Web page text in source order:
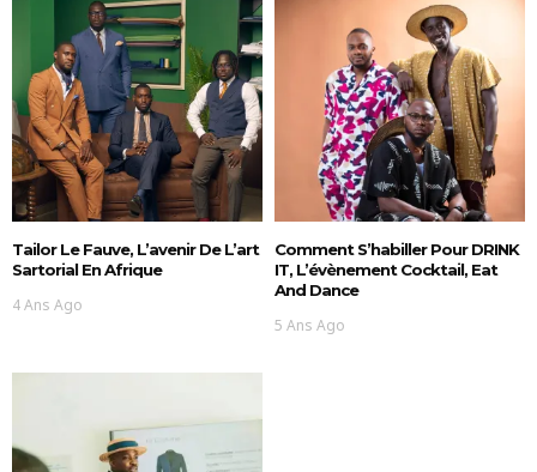
Tailor Le Fauve, L’avenir De L’art
Sartorial En Afrique
4 Ans Ago
Comment S’habiller Pour DRINK
IT, L’évènement Cocktail, Eat
And Dance
5 Ans Ago